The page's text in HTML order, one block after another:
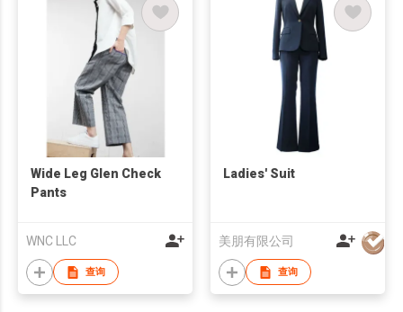
Wide Leg Glen Check
Pants
WNC LLC
查询
Ladies' Suit
美朋有限公司
查询